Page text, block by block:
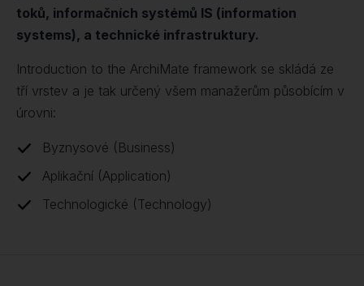
toků, informačních systémů IS (information
systems), a technické infrastruktury.
Introduction to the ArchiMate framework se skládá ze
tří vrstev a je tak určený všem manažerům působícím v
úrovni:
Byznysové (Business)
Aplikační (Application)
Technologické (Technology)